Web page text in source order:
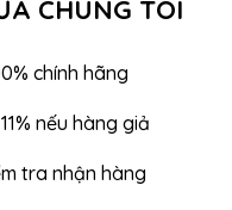
CHÚNG TÔI
chính hãng
nếu hàng giả
tra nhận hàng